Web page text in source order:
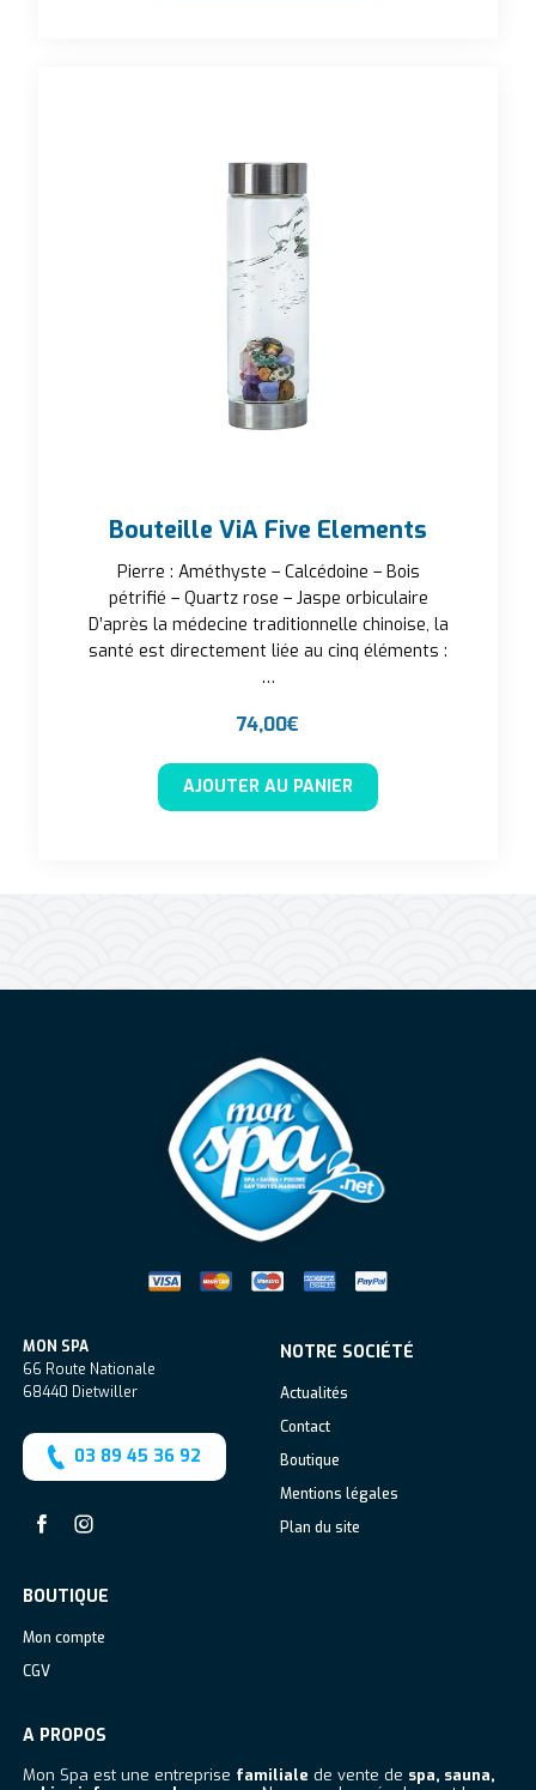
Bouteille ViA Five Elements
Pierre : Améthyste – Calcédoine – Bois
pétrifié – Quartz rose – Jaspe orbiculaire
D’après la médecine traditionnelle chinoise, la
santé est directement liée au cinq éléments :
…
74,00€
AJOUTER AU PANIER
MON SPA
66 Route Nationale
68440 Dietwiller
03 89 45 36 92
NOTRE SOCIÉTÉ
Actualités
Contact
Boutique
Mentions légales
Plan du site
BOUTIQUE
Mon compte
CGV
A PROPOS
Mon Spa est une entreprise familiale de vente de spa, sauna,